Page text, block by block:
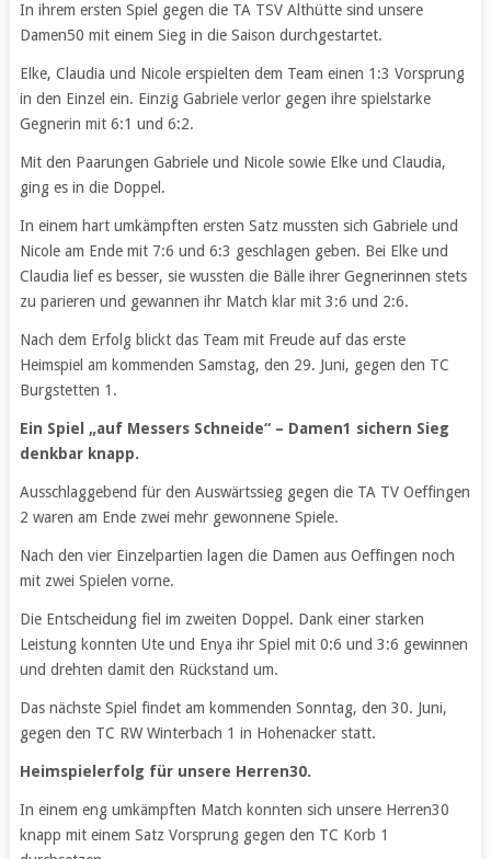
In ihrem ersten Spiel gegen die TA TSV Althütte sind unsere
Damen50 mit einem Sieg in die Saison durchgestartet.
Elke, Claudia und Nicole erspielten dem Team einen 1:3 Vorsprung
in den Einzel ein. Einzig Gabriele verlor gegen ihre spielstarke
Gegnerin mit 6:1 und 6:2.
Mit den Paarungen Gabriele und Nicole sowie Elke und Claudia,
ging es in die Doppel.
In einem hart umkämpften ersten Satz mussten sich Gabriele und
Nicole am Ende mit 7:6 und 6:3 geschlagen geben. Bei Elke und
Claudia lief es besser, sie wussten die Bälle ihrer Gegnerinnen stets
zu parieren und gewannen ihr Match klar mit 3:6 und 2:6.
Nach dem Erfolg blickt das Team mit Freude auf das erste
Heimspiel am kommenden Samstag, den 29. Juni, gegen den TC
Burgstetten 1.
Ein Spiel „auf Messers Schneide“ – Damen1 sichern Sieg
denkbar knapp.
Ausschlaggebend für den Auswärtssieg gegen die TA TV Oeffingen
2 waren am Ende zwei mehr gewonnene Spiele.
Nach den vier Einzelpartien lagen die Damen aus Oeffingen noch
mit zwei Spielen vorne.
Die Entscheidung fiel im zweiten Doppel. Dank einer starken
Leistung konnten Ute und Enya ihr Spiel mit 0:6 und 3:6 gewinnen
und drehten damit den Rückstand um.
Das nächste Spiel findet am kommenden Sonntag, den 30. Juni,
gegen den TC RW Winterbach 1 in Hohenacker statt.
Heimspielerfolg für unsere Herren30.
In einem eng umkämpften Match konnten sich unsere Herren30
knapp mit einem Satz Vorsprung gegen den TC Korb 1